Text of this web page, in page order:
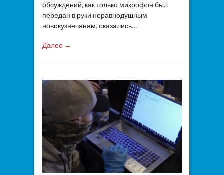
обсуждений, как только микрофон был
передан в руки неравнодушным
новокузнечанам, оказались…
Далее →